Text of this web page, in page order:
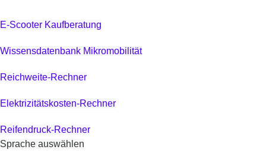
E-Scooter Kaufberatung
Wissensdatenbank Mikromobilität
Reichweite-Rechner
Elektrizitätskosten-Rechner
Reifendruck-Rechner
Sprache auswählen